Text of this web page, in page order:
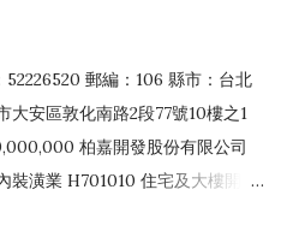
郵編：106 縣市：台北
大安區敦化南路2段77號10樓之1
柏嘉開發股份有限公司
裝潢業 H701010 住宅及大樓開發